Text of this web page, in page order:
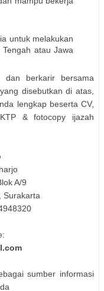
untuk melakukan
atau Jawa
dan berkarir bersama
disebutkan di atas,
lengkap beserta CV,
& fotocopy ijazah
A/9
Surakarta
sumber informasi